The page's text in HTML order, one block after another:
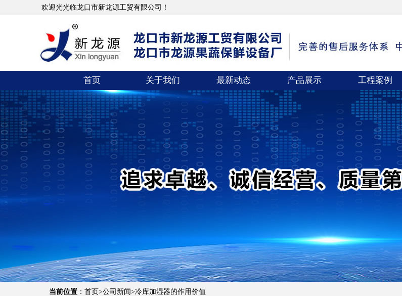
欢迎光光临龙口市新龙源工贸有限公司！
首页 关于我们 最新动态 产品展示 工程案例
当前位置 ： 首页>公司新闻>冷库加湿器的作用价值